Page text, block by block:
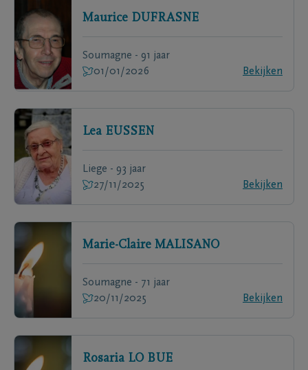
Maurice DUFRASNE
Soumagne - 91 jaar
01/01/2026
Bekijken
Lea EUSSEN
Liege - 93 jaar
27/11/2025
Bekijken
Marie-Claire MALISANO
Soumagne - 71 jaar
20/11/2025
Bekijken
Rosaria LO BUE